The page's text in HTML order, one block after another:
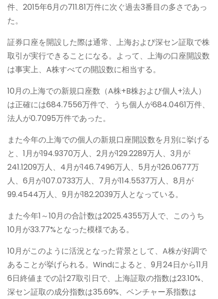
件、2015年6月の711.81万件に次ぐ過去3番目の多さであっ
た。
証券口座を開設した際は通常、上海および深セン証取で株
取引が実行できることになる。よって、上海の口座開設数
は事実上、A株すべての開設数に相当する。
10月の上海での新規口座数（A株+B株および個人+法人）
は正確には684.7556万件で、うち個人が684.0461万件、
法人が0.7095万件であった。
また今年の上海での個人の新規口座開設数を月別に挙げる
と、1月が194.9370万人、2月が129.2289万人、3月が
241.1209万人、4月が146.7496万人、5月が126.0677万
人、6月が107.0733万人、7月が114.5537万人、8月が
99.4544万人、9月が182.2039万人となっている。
また今年1～10月の合計数は2025.4355万人で、このうち
10月が33.77%となった模様である。
10月がこのように活況となった背景として、A株が好調で
あることが挙げられる。Windによると、9月24日から11月
6日終値までの計27取引日で、上海証取の指数は23.10%、
深セン証取の成分指数は35.69%、ベンチャー系指数は